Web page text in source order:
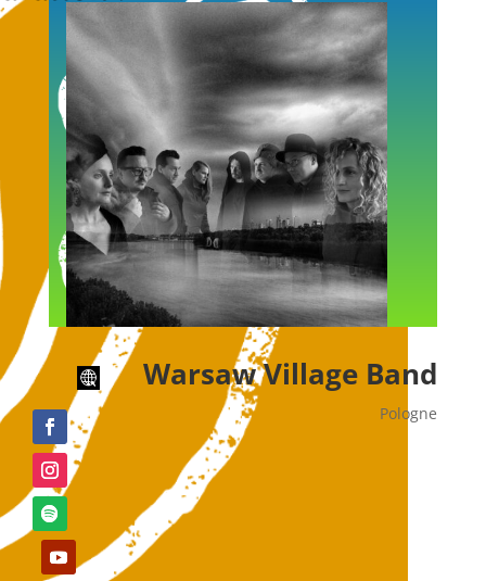
Warsaw Village Band
Pologne